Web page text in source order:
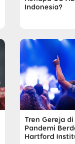
Indonesia?
Tren Gereja
Pandemi
Hartford